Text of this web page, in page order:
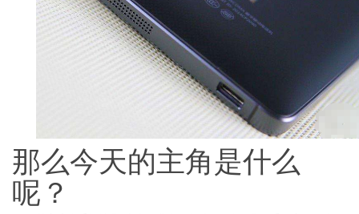
那么今天的主角是什么
呢？